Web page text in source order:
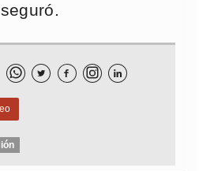
  